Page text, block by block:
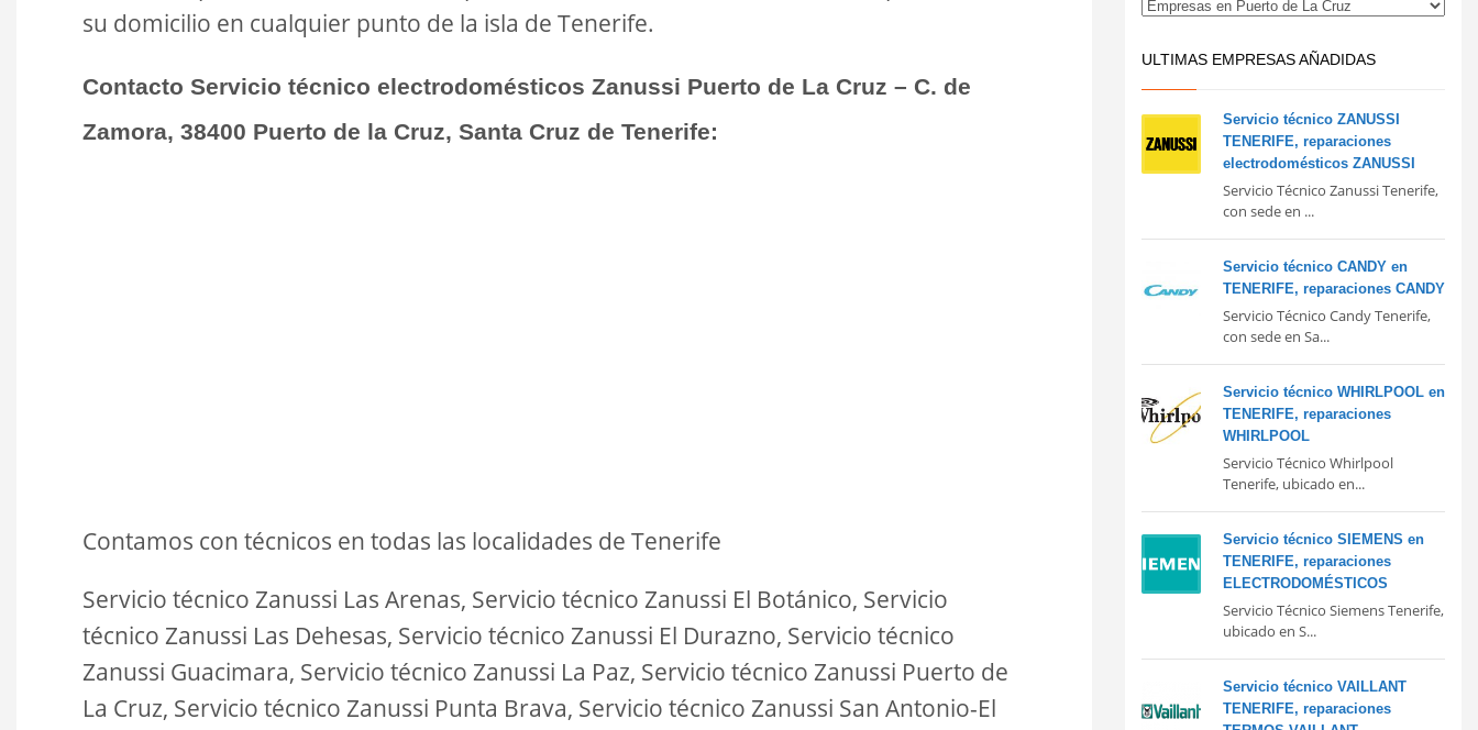
su domicilio en cualquier punto de la isla de Tenerife.
Contacto Servicio técnico electrodomésticos Zanussi Puerto de La Cruz – C. de
Zamora, 38400 Puerto de la Cruz, Santa Cruz de Tenerife:
Contamos con técnicos en todas las localidades de Tenerife
Servicio técnico Zanussi Las Arenas, Servicio técnico Zanussi El Botánico, Servicio
técnico Zanussi Las Dehesas, Servicio técnico Zanussi El Durazno, Servicio técnico
Zanussi Guacimara, Servicio técnico Zanussi La Paz, Servicio técnico Zanussi Puerto de
La Cruz, Servicio técnico Zanussi Punta Brava, Servicio técnico Zanussi San Antonio-El
ULTIMAS EMPRESAS AÑADIDAS
Servicio técnico ZANUSSI
TENERIFE, reparaciones
electrodomésticos ZANUSSI
Servicio Técnico Zanussi Tenerife,
con sede en ...
Servicio técnico CANDY en
TENERIFE, reparaciones CANDY
Servicio Técnico Candy Tenerife,
con sede en Sa...
Servicio técnico WHIRLPOOL en
TENERIFE, reparaciones
WHIRLPOOL
Servicio Técnico Whirlpool
Tenerife, ubicado en...
Servicio técnico SIEMENS en
TENERIFE, reparaciones
ELECTRODOMÉSTICOS
Servicio Técnico Siemens Tenerife,
ubicado en S...
Servicio técnico VAILLANT
TENERIFE, reparaciones